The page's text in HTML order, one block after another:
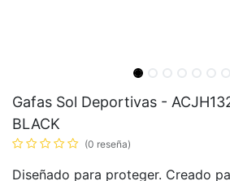
Gafas Sol Deportivas -
BLACK
(0 reseña)
Diseñado para proteger. Creado